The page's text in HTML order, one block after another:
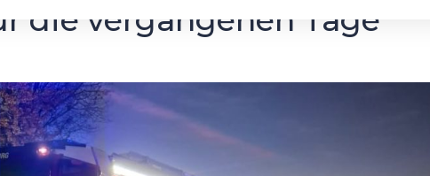
die vergangenen Tage